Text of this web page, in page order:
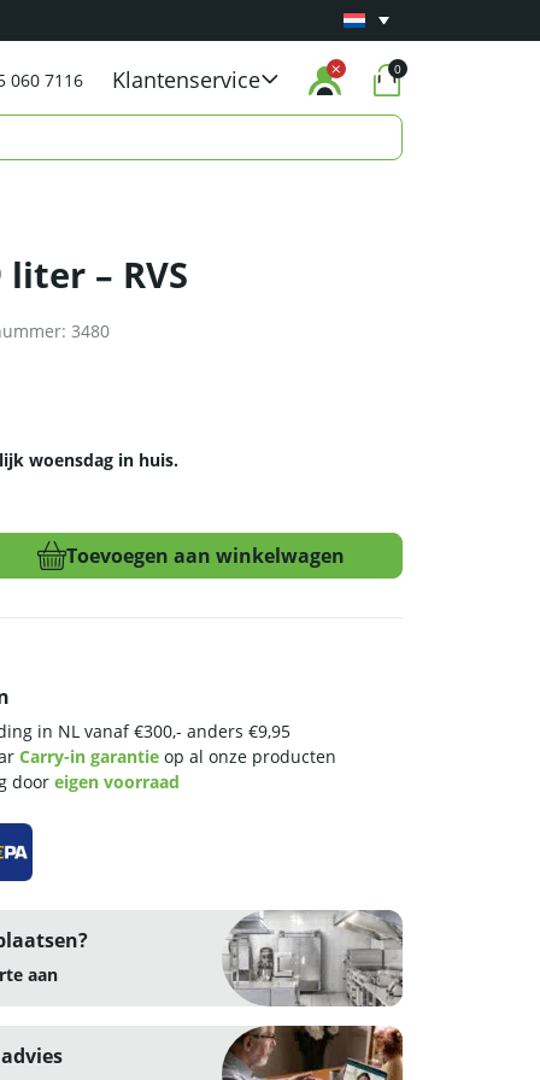
Carry-in garantie
060 7116 Klantenservice 0
– RVS
3480
woensdag in huis.
Toevoegen aan winkelwagen
in NL vanaf €300,- anders €9,95
Carry-in garantie op al onze producten
door eigen voorraad
aan